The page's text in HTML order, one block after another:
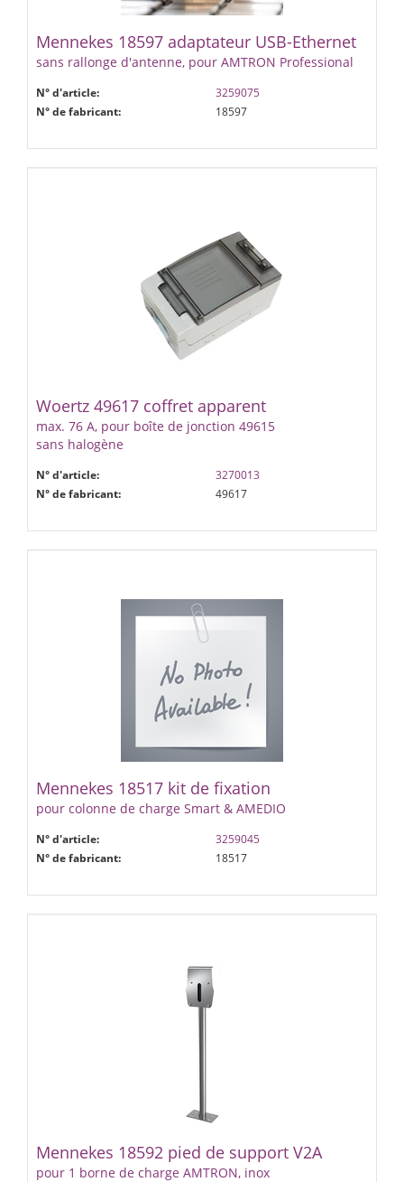
Mennekes 18597 adaptateur USB-Ethernet
sans rallonge d'antenne, pour AMTRON Professional
N° d'article:
3259075
N° de fabricant:
18597
Woertz 49617 coffret apparent
max. 76 A, pour boîte de jonction 49615
sans halogène
N° d'article:
3270013
N° de fabricant:
49617
Mennekes 18517 kit de fixation
pour colonne de charge Smart & AMEDIO
N° d'article:
3259045
N° de fabricant:
18517
Mennekes 18592 pied de support V2A
pour 1 borne de charge AMTRON, inox